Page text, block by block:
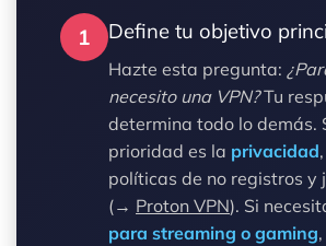
1 Define tu objetivo
Hazte esta pregunta:
necesito una VPN?Tu
determina todo lo demás.
prioridad es la privacidad
políticas de no registros y
(→ Proton VPN). Si
para streaming o gaming